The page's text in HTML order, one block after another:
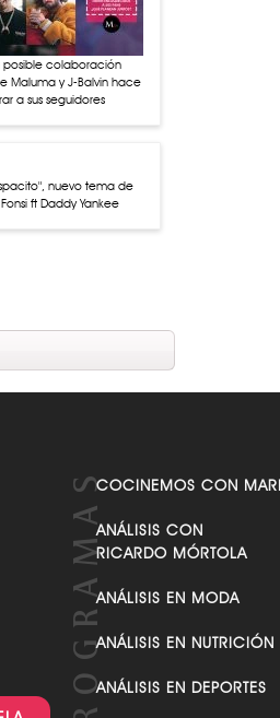
posible colaboración
Maluma y J-Balvin hace
a sus seguidores
COCINEMOS CON
ANÁLISIS CON
RICARDO MÓRTOLA
ANÁLISIS EN MODA
ANÁLISIS EN NUTRICIÓN
ANÁLISIS EN DEPORTES